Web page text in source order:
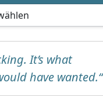
It’s what
have wanted.“